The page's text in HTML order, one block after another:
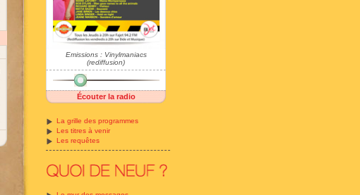
Emissions : Vinylmaniacs
(rediffusion)
Écouter la radio
La grille des programmes
Les titres à venir
Les requêtes